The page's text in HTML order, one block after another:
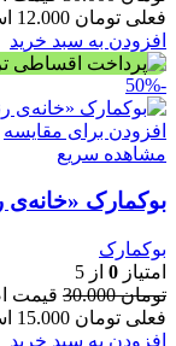
فعلی تومان 12.000 است.
افزودن به سبد خرید
-50%
افزودن برای مقایسه
مشاهده سریع
بوکمارک «خانه‌ی
بوکمارک
امتیاز 0 از 5
تومان30.000 قیمت اصلی
فعلی تومان 15.000 است.
افزودن به سبد خرید